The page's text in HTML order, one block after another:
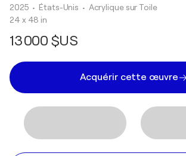
2025 • États-Unis • Acrylique sur Toile
24 x 48 in
13 000 $US
Acquérir cette œuvre